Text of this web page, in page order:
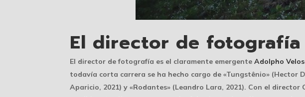
El director de fotografía
El director de fotografía es el claramente emergente Adolpho
todavía corta carrera se ha hecho cargo de «Tungstênio» (Hector
Aparicio, 2021) y «Rodantes» (Leandro Lara, 2021). Con el